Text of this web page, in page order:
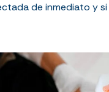
de inmediato y